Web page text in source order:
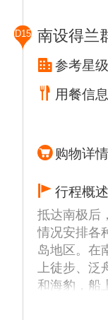
纳克港
Harbour) 安
(Andvord
的屏障。
还能看到晒
期观察和估
只，占世界
百上千，蔚
围着你团团
库佛维尔岛
地。此岛屿
维岛（南纬
周已是冰雪
的岩石岛，
托斯基半岛
的岸缘可以
择性的登陆
能地区预定
长城站（
中国长城
(King
鸟、企鹅、
是南极地区
阿根廷、韩
均相距不远
人文风景线
艾秋岛
Aitcho岛位
一般也是南
成群的帽
D15 南设得兰
参考星级
用餐信息
购物详情
行程概述
抵达南极后
情况安排各
岛地区。在
上徒步、
和海豹，船
讲座。 行